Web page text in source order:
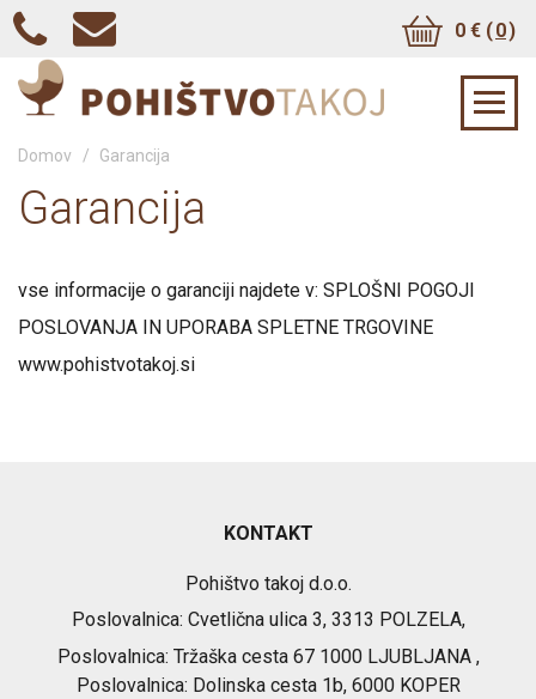
0 € (0)
Domov / Garancija
Garancija
vse informacije o garanciji najdete v: SPLOŠNI POGOJI
POSLOVANJA IN UPORABA SPLETNE TRGOVINE
www.pohistvotakoj.si
KONTAKT
Pohištvo takoj d.o.o.
Poslovalnica: Cvetlična ulica 3, 3313 POLZELA,
Poslovalnica: Tržaška cesta 67 1000 LJUBLJANA ,
Poslovalnica: Dolinska cesta 1b, 6000 KOPER